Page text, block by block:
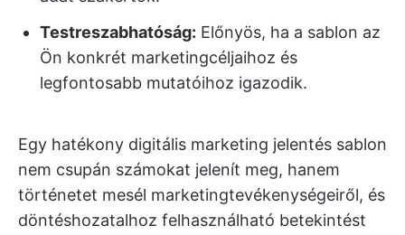
Testreszabhatóság: Előnyös, ha a sablon az
Ön konkrét marketingcéljaihoz és
legfontosabb mutatóihoz igazodik.
Egy hatékony digitális marketing jelentés sablon
nem csupán számokat jelenít meg, hanem
történetet mesél marketingtevékenységeiről, és
döntéshozatalhoz felhasználható betekintést